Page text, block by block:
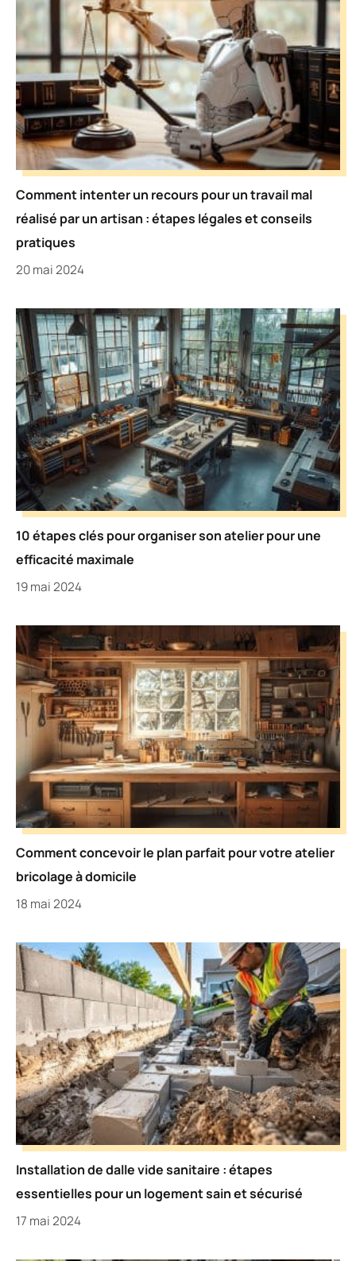
Comment intenter un recours pour un travail mal
réalisé par un artisan : étapes légales et conseils
pratiques
20 mai 2024
10 étapes clés pour organiser son atelier pour une
efficacité maximale
19 mai 2024
Comment concevoir le plan parfait pour votre atelier
bricolage à domicile
18 mai 2024
Installation de dalle vide sanitaire : étapes
essentielles pour un logement sain et sécurisé
17 mai 2024